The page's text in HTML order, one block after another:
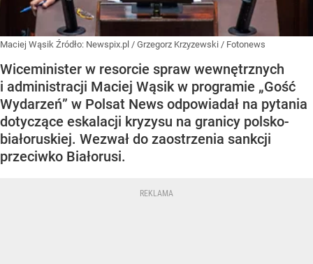
Maciej Wąsik Źródło: Newspix.pl / Grzegorz Krzyzewski / Fotonews
Wiceminister w resorcie spraw wewnętrznych
i administracji Maciej Wąsik w programie „Gość
Wydarzeń” w Polsat News odpowiadał na pytania
dotyczące eskalacji kryzysu na granicy polsko-
białoruskiej. Wezwał do zaostrzenia sankcji
przeciwko Białorusi.